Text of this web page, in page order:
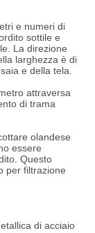
e numeri di
sottile e
La direzione
larghezza è di
e della tela.
attraversa
di trama
olandese
essere
Questo
per filtrazione
di acciaio